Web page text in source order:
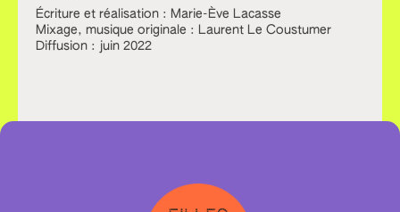
Écriture et réalisation : Marie-Ève Lacasse
Mixage, musique originale : Laurent Le Coustumer
Diffusion : juin 2022